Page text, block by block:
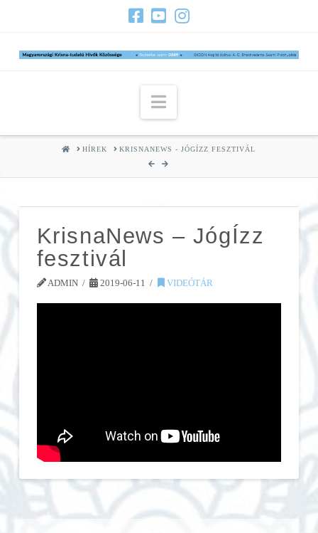
Navigation
HOMEHÍREK KRISNANEWS - JÓGÍZZ FESZTIVÁL
KrisnaNews – JógÍzz
fesztivál
ADMIN 2019-06-11 VIDEÓTÁR